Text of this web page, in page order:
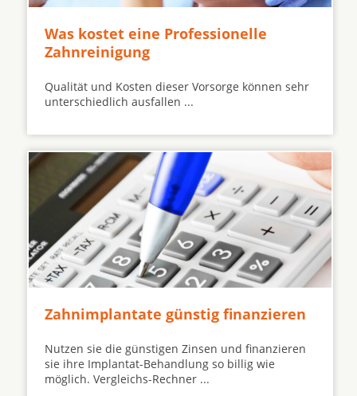
Was kostet eine Professionelle
Zahnreinigung
Qualität und Kosten dieser Vorsorge können sehr
unterschiedlich ausfallen ...
Zahnimplantate günstig finanzieren
Nutzen sie die günstigen Zinsen und finanzieren
sie ihre Implantat-Behandlung so billig wie
möglich. Vergleichs-Rechner ...